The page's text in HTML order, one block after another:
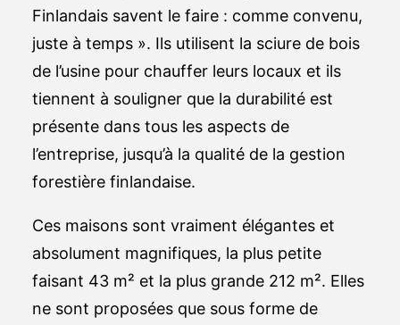
Finlandais savent le faire : comme convenu,
juste à temps ». Ils utilisent la sciure de bois
de l’usine pour chauffer leurs locaux et ils
tiennent à souligner que la durabilité est
présente dans tous les aspects de
l’entreprise, jusqu’à la qualité de la gestion
forestière finlandaise.
Ces maisons sont vraiment élégantes et
absolument magnifiques, la plus petite
faisant 43 m² et la plus grande 212 m². Elles
ne sont proposées que sous forme de